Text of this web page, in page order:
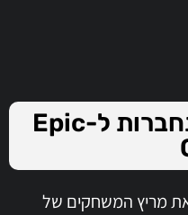
צעד 3: התקנה והתחברות ל-Epic
את מריץ המשחקים של